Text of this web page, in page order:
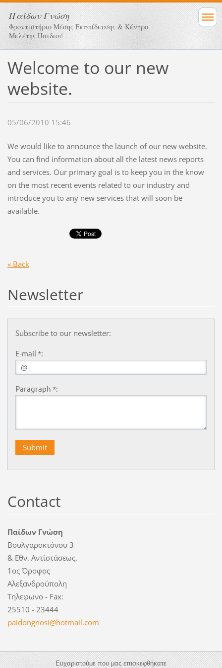
Παίδων Γνώση
Φροντιστήριο Μέσης Εκπαίδευσης & Κέντρο
Μελέτης Παιδιού
Welcome to our new
website.
05/06/2010 15:46
We would like to announce the launch of our new website.
You can find information about all the latest news reports
and services. Our primary goal is to keep you in the know
on the most recent events related to our industry and
introduce you to any new services that will soon be
available.
« Back
Newsletter
Subscribe to our newsletter:
E-mail *:
Paragraph *:
Contact
Παίδων Γνώση
Βουλγαροκτόνου 3
& Εθν. Αντίστάσεως.
1ος Όροφος
Αλεξανδρούπολη
Τηλεφωνο - Fax:
25510 - 23444
paidongnosi@hotmail.com
Ευχαριστούμε που μας επισκεφθήκατε